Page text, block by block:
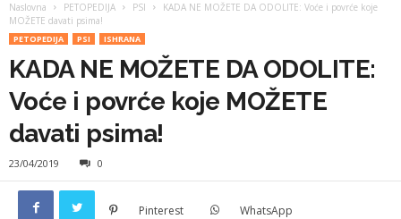
Naslovna PETOPEDIJA PSI
KADA NE MOŽETE DA ODOLITE: Voće i povrće koje
MOŽETE davati psima!
PETOPEDIJA PSI ISHRANA
KADA NE MOŽETE DA ODOLITE:
Voće i povrće koje MOŽETE
davati psima!
23/04/2019 0
Pinterest WhatsApp